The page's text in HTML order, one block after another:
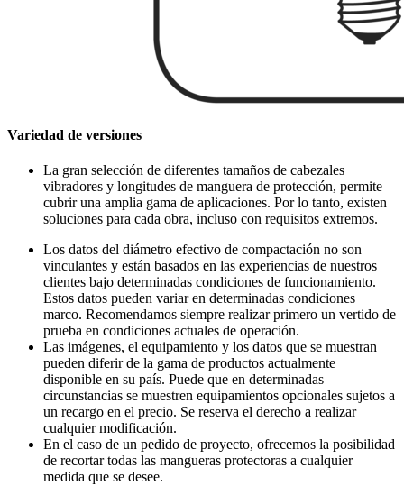
Variedad de versiones
La gran selección de diferentes tamaños de cabezales
vibradores y longitudes de manguera de protección, permite
cubrir una amplia gama de aplicaciones. Por lo tanto, existen
soluciones para cada obra, incluso con requisitos extremos.
Los datos del diámetro efectivo de compactación no son
vinculantes y están basados en las experiencias de nuestros
clientes bajo determinadas condiciones de funcionamiento.
Estos datos pueden variar en determinadas condiciones
marco. Recomendamos siempre realizar primero un vertido de
prueba en condiciones actuales de operación.
Las imágenes, el equipamiento y los datos que se muestran
pueden diferir de la gama de productos actualmente
disponible en su país. Puede que en determinadas
circunstancias se muestren equipamientos opcionales sujetos a
un recargo en el precio. Se reserva el derecho a realizar
cualquier modificación.
En el caso de un pedido de proyecto, ofrecemos la posibilidad
de recortar todas las mangueras protectoras a cualquier
medida que se desee.